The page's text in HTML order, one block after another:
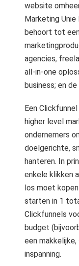
website
Marketing
behoort tot
agencies,
all-in-one
business; en
Een
higher level
ondernemers
doelgerichte,
hanteren. In
enkele klikken
los moet
starten in 1
Clickfunnels
budget
een
inspanning.